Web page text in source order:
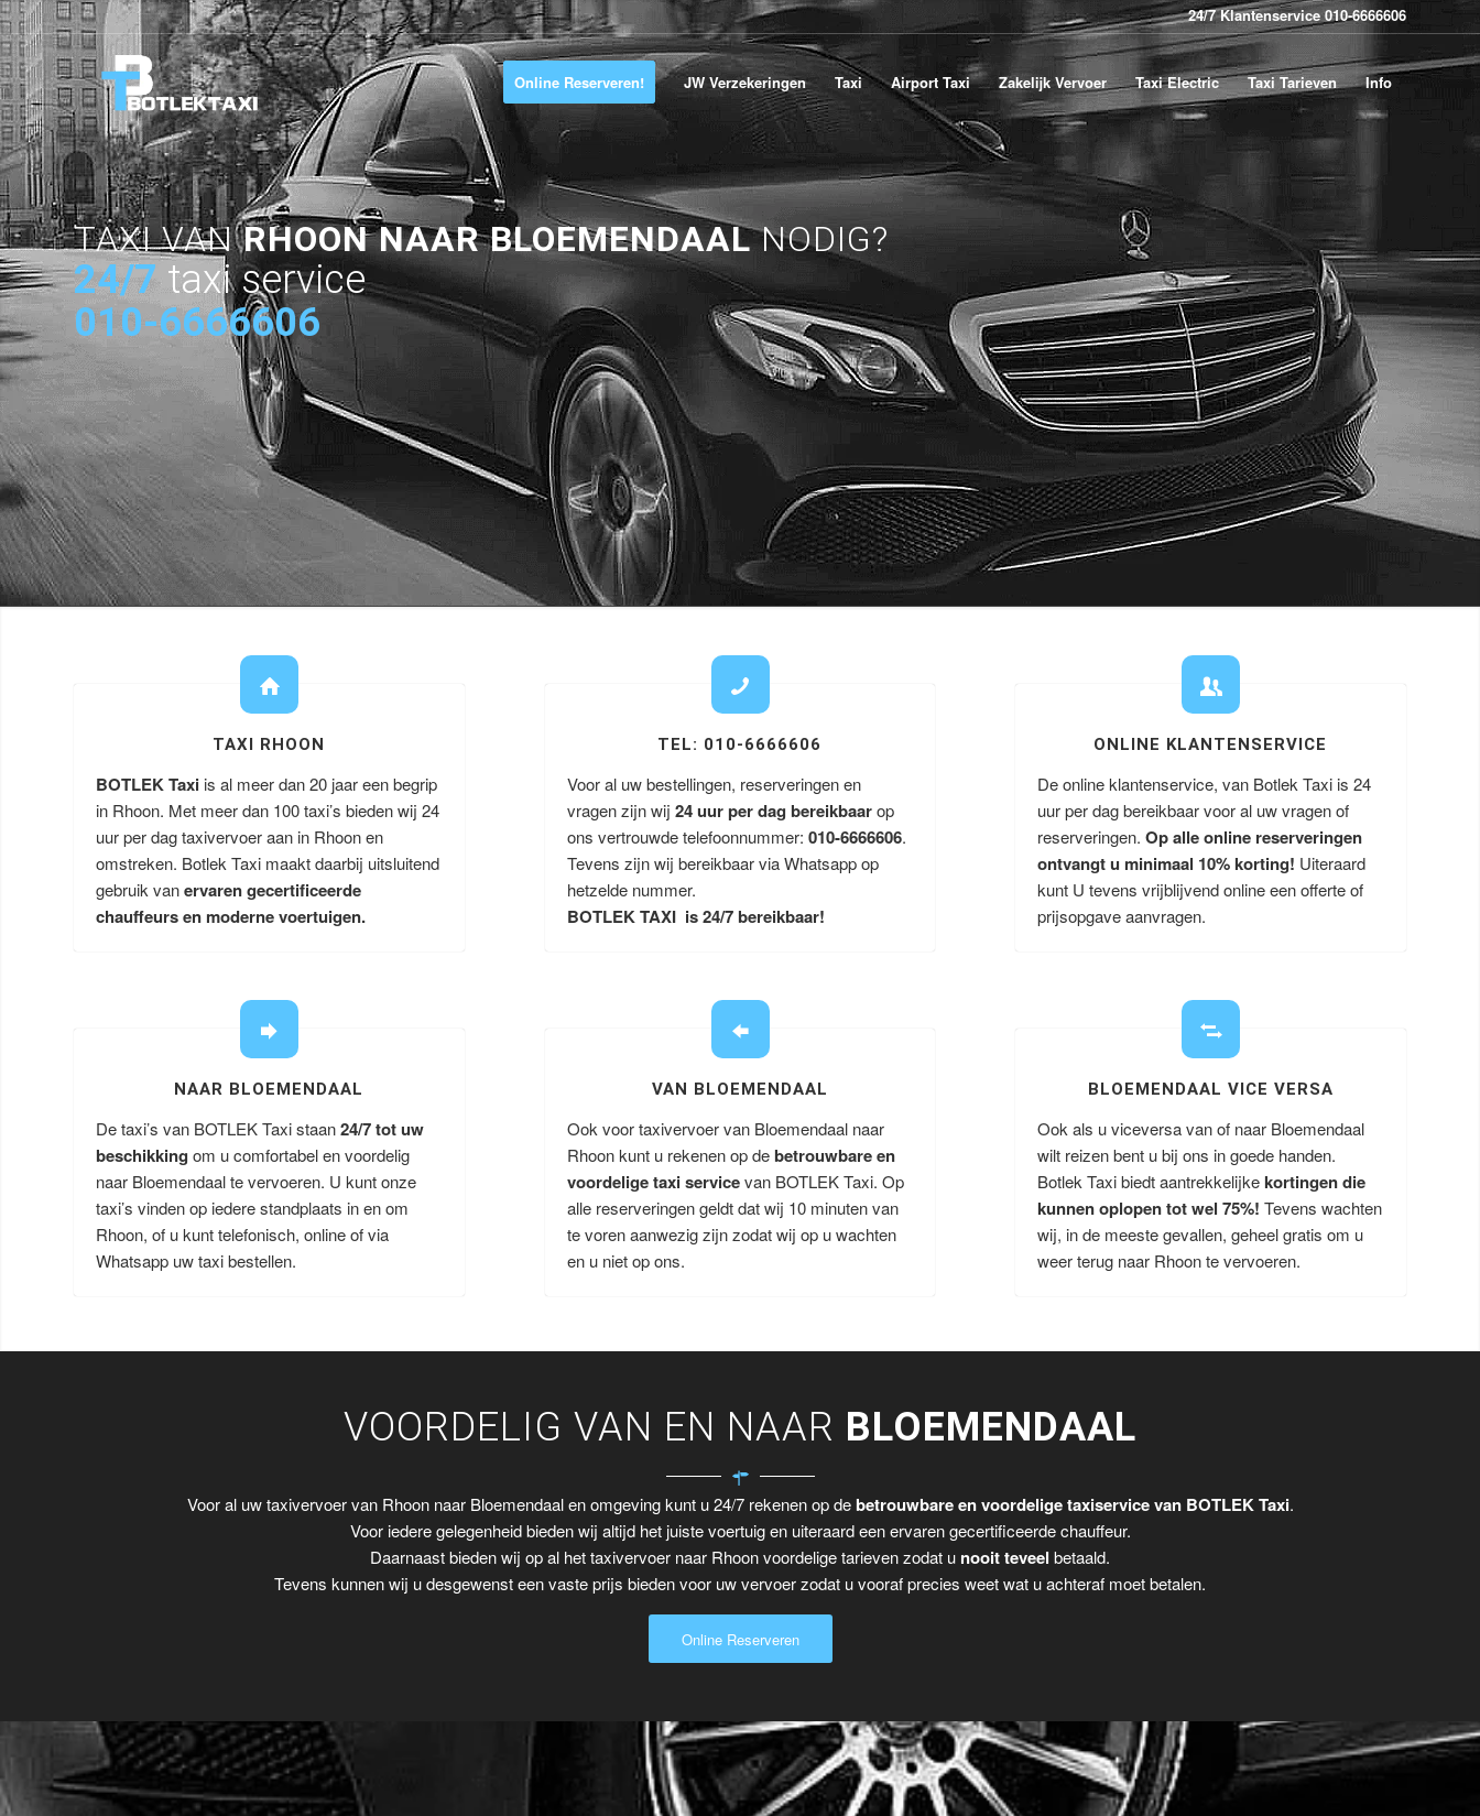
24/7 Klantenservice 010-6666606
Online Reserveren! JW Verzekeringen Taxi Airport Taxi Zakelijk Vervoer Taxi Electric Taxi Tarieven Info
TAXI VANRHOON NAAR BLOEMENDAALNODIG?
24/7 taxi service
010-6666606
TAXI RHOON
BOTLEK Taxi is al meer dan 20 jaar een begrip
in Rhoon. Met meer dan 100 taxi’s bieden wij 24
uur per dag taxivervoer aan in Rhoon en
omstreken. Botlek Taxi maakt daarbij uitsluitend
gebruik vanervaren gecertificeerde
chauffeurs en moderne voertuigen.
TEL: 010-6666606
Voor al uw bestellingen, reserveringen en
vragen zijn wij 24 uur per dag bereikbaarop
ons vertrouwde telefoonnummer: 010-6666606.
Tevens zijn wij bereikbaar via Whatsapp op
hetzelde nummer.
BOTLEK TAXI is 24/7 bereikbaar!
ONLINE KLANTENSERVICE
De online klantenservice, van Botlek Taxi is 24
uur per dag bereikbaar voor al uw vragen of
reserveringen.Op alle online reserveringen
ontvangt u minimaal 10% korting! Uiteraard
kunt U tevens vrijblijvend online een offerte of
prijsopgave aanvragen.
NAAR BLOEMENDAAL
De taxi’s van BOTLEK Taxi staan24/7 tot uw
beschikking om u comfortabel en voordelig
naar Bloemendaal te vervoeren. U kunt onze
taxi’s vinden op iedere standplaats in en om
Rhoon, of u kunt telefonisch, online of via
Whatsapp uw taxi bestellen.
VAN BLOEMENDAAL
Ook voor taxivervoer van Bloemendaal naar
Rhoon kunt u rekenen op debetrouwbare en
voordelige taxi servicevan BOTLEK Taxi. Op
alle reserveringen geldt dat wij 10 minuten van
te voren aanwezig zijn zodat wij op u wachten
en u niet op ons.
BLOEMENDAAL VICE VERSA
Ook als u viceversa van of naar Bloemendaal
wilt reizen bent u bij ons in goede handen.
Botlek Taxi biedt aantrekkelijkekortingen die
kunnen oplopen tot wel 75%!Tevens wachten
wij, in de meeste gevallen, geheel gratis om u
weer terug naar Rhoon te vervoeren.
VOORDELIG VAN EN NAAR BLOEMENDAAL
Voor al uw taxivervoer van Rhoon naar Bloemendaal en omgeving kunt u 24/7 rekenen op debetrouwbare en voordelige taxiservice van BOTLEK Taxi.
Voor iedere gelegenheid bieden wij altijd het juiste voertuig en uiteraard een ervaren gecertificeerde chauffeur.
Daarnaast bieden wij op al het taxivervoer naar Rhoon voordelige tarieven zodat u nooit teveel betaald.
Tevens kunnen wij u desgewenst een vaste prijs bieden voor uw vervoer zodat u vooraf precies weet wat u achteraf moet betalen.
Online Reserveren